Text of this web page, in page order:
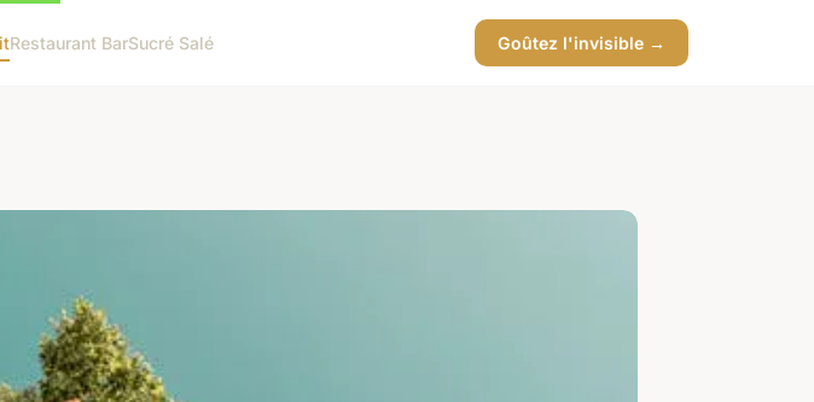
Restaurant BarSucré Salé Goûtez l'invisible →